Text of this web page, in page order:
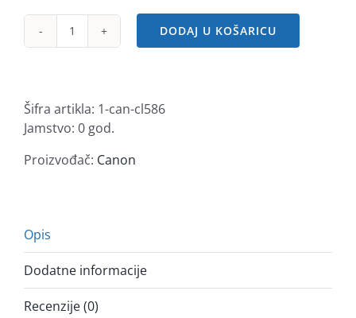
Canon
color
količina
DODAJ U KOŠARICU
Šifra artikla: 1-can-cl586
Jamstvo: 0 god.
Proizvođač: Canon
Opis
Dodatne informacije
Recenzije (0)